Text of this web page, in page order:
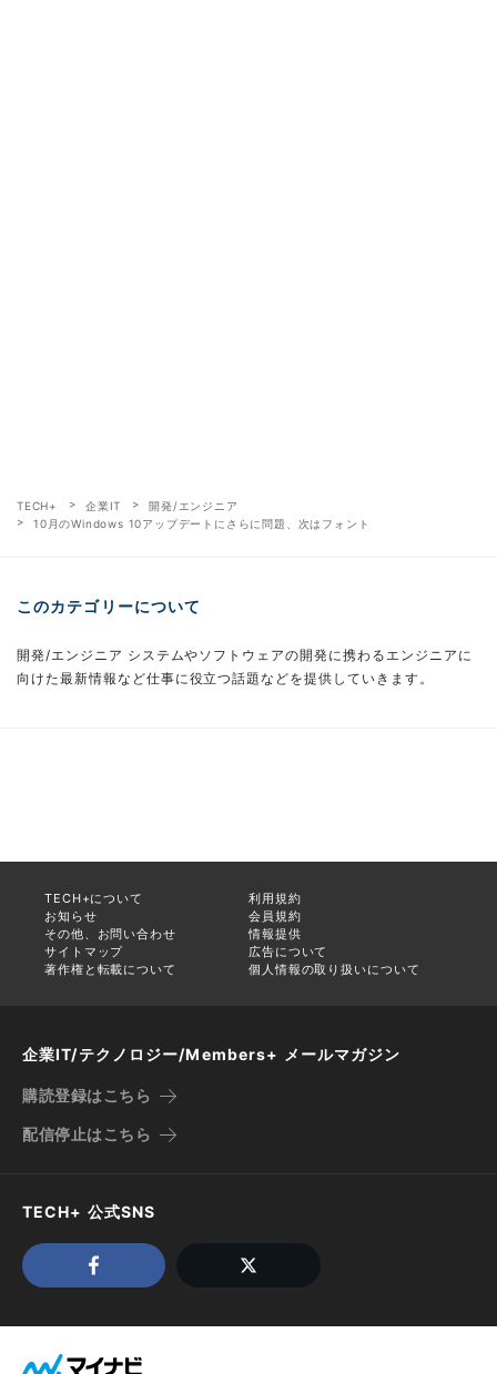
TECH+ 企業IT
開発/エンジニア
10月のWindows 10アップデートにさらに問題、次はフォント
このカテゴリーについて
開発/エンジニア システムやソフトウェアの開発に携わるエンジニアに
向けた最新情報など仕事に役立つ話題などを提供していきます。
TECH+について
利用規約
お知らせ
会員規約
その他、お問い合わせ
情報提供
サイトマップ
広告について
著作権と転載について
個人情報の取り扱いについて
企業IT/テクノロジー/Members+ メールマガジン
購読登録はこちら
配信停止はこちら
TECH+ 公式SNS